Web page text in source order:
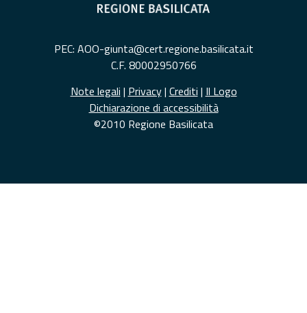
PEC: AOO-giunta@cert.regione.basilicata.it
C.F. 80002950766
Note legali | Privacy| Crediti | Il Logo
Dichiarazione di accessibilità
©2010 Regione Basilicata